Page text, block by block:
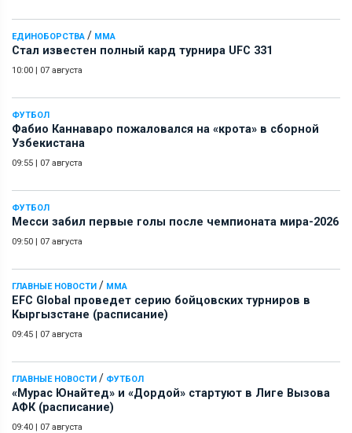
ЕДИНОБОРСТВА / ММА
Стал известен полный кард турнира UFC 331
10:00 | 07 августа
ФУТБОЛ
Фабио Каннаваро пожаловался на «крота» в сборной
Узбекистана
09:55 | 07 августа
ФУТБОЛ
Месси забил первые голы после чемпионата мира-2026
09:50 | 07 августа
ГЛАВНЫЕ НОВОСТИ / ММА
EFC Global проведет серию бойцовских турниров в
Кыргызстане (расписание)
09:45 | 07 августа
ГЛАВНЫЕ НОВОСТИ / ФУТБОЛ
«Мурас Юнайтед» и «Дордой» стартуют в Лиге Вызова
АФК (расписание)
09:40 | 07 августа